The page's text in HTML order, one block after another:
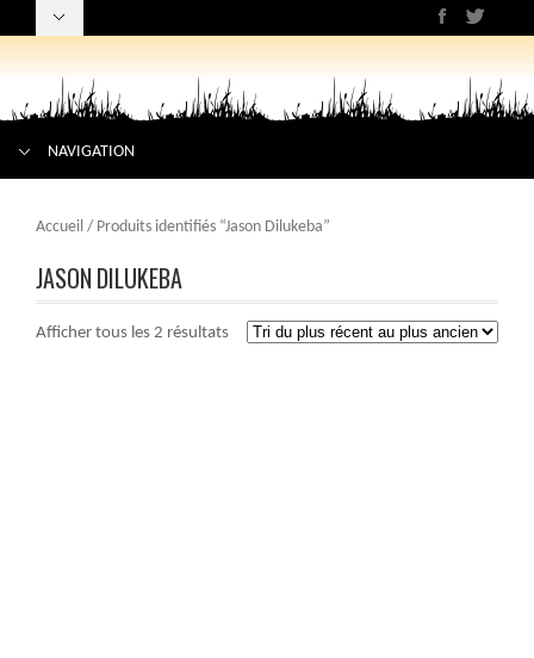
NAVIGATION
Accueil / Produits identifiés “Jason Dilukeba”
JASON DILUKEBA
Afficher tous les 2 résultats